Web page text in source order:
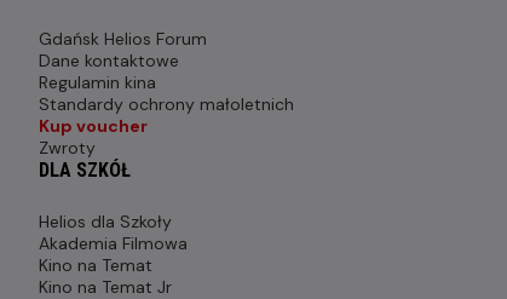
Gdańsk Helios Forum
Dane kontaktowe
Regulamin kina
Standardy ochrony małoletnich
Kup voucher
Zwroty
DLA SZKÓŁ
Helios dla Szkoły
Akademia Filmowa
Kino na Temat
Kino na Temat Jr